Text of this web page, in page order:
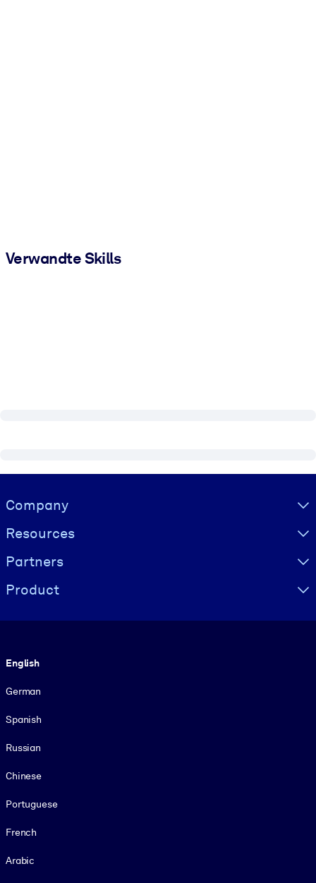
Verwandte Skills
Visually hidden Text
Company
Resources
Partners
Product
English
German
Spanish
Russian
Chinese
Portuguese
French
Arabic